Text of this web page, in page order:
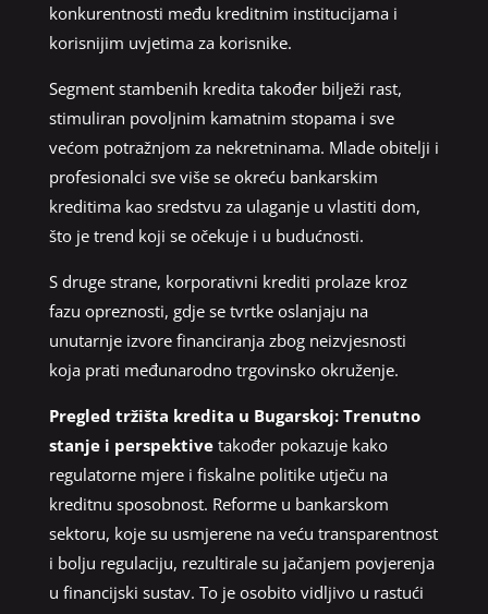
konkurentnosti među kreditnim institucijama i
korisnijim uvjetima za korisnike.
Segment stambenih kredita također bilježi rast,
stimuliran povoljnim kamatnim stopama i sve
većom potražnjom za nekretninama. Mlade obitelji i
profesionalci sve više se okreću bankarskim
kreditima kao sredstvu za ulaganje u vlastiti dom,
što je trend koji se očekuje i u budućnosti.
S druge strane, korporativni krediti prolaze kroz
fazu opreznosti, gdje se tvrtke oslanjaju na
unutarnje izvore financiranja zbog neizvjesnosti
koja prati međunarodno trgovinsko okruženje.
Pregled tržišta kredita u Bugarskoj: Trenutno
stanje i perspektivetakođer pokazuje kako
regulatorne mjere i fiskalne politike utječu na
kreditnu sposobnost. Reforme u bankarskom
sektoru, koje su usmjerene na veću transparentnost
i bolju regulaciju, rezultirale su jačanjem povjerenja
u financijski sustav. To je osobito vidljivo u rastući